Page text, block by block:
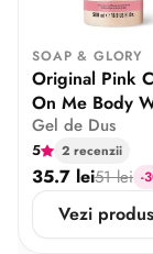
SOAP & GLORY
Original Pink
On Me Body
500ml
Gel de Dus
5 2 recenzii
35.7 lei51 lei -
Vezi